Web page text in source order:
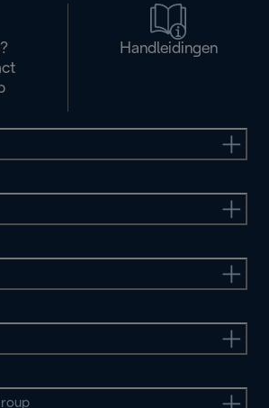
Handleidingen